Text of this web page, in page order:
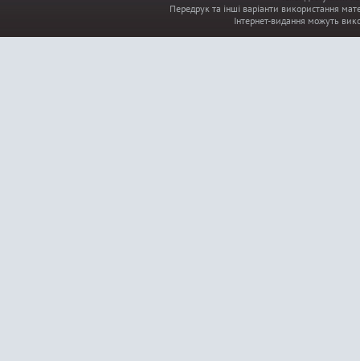
Передрук та інші варіанти використання
Інтернет-видання можуть